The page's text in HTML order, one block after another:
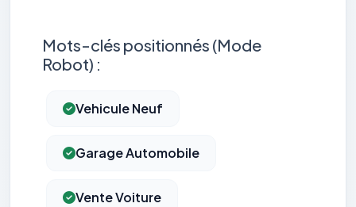
Mots-clés positionnés (Mode
Robot) :
Vehicule Neuf
Garage Automobile
Vente Voiture